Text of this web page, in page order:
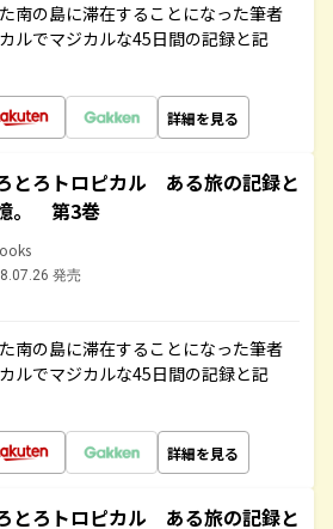
南の島に滞在することになった筆者
ルでマジカルな45日間の記録と記
詳細を見る
とろトロピカル ある旅の記録と
。 第3巻
発売
南の島に滞在することになった筆者
ルでマジカルな45日間の記録と記
詳細を見る
とろトロピカル ある旅の記録と